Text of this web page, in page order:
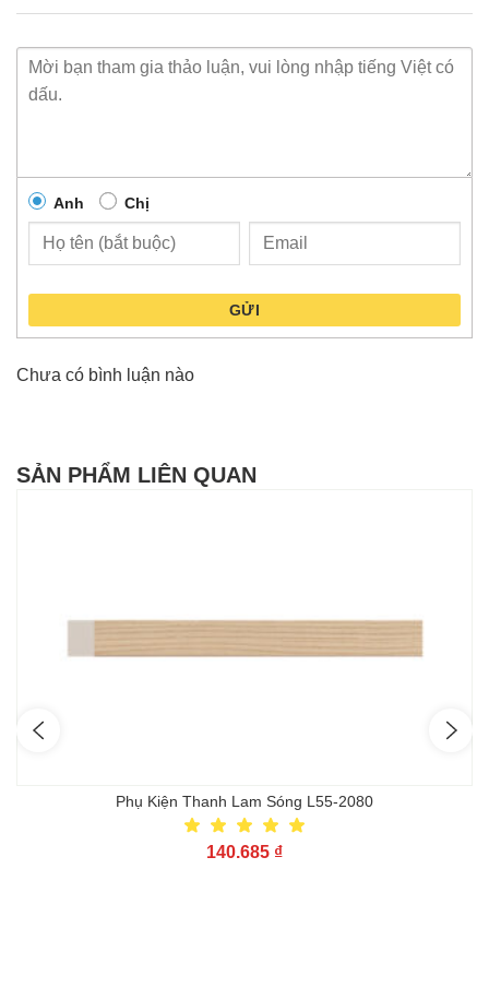
Anh Chị
GỬI
Chưa có bình luận nào
SẢN PHẨM LIÊN QUAN
Phụ Kiện Thanh Lam Sóng L55-2080
140.685 ₫